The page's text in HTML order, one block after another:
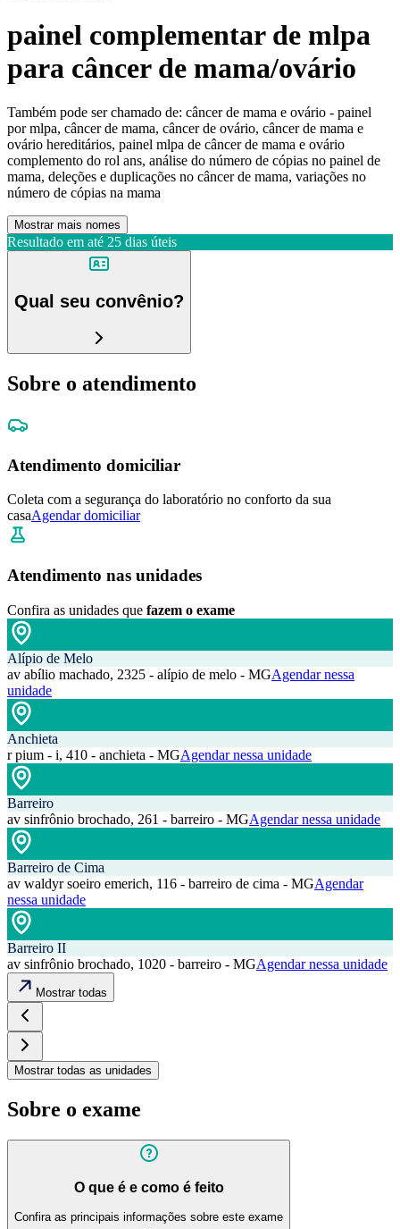
painel complementar de mlpa
para câncer de mama/ovário
Também pode ser chamado de: câncer de mama e ovário - painel
por mlpa, câncer de mama, câncer de ovário, câncer de mama e
ovário hereditários, painel mlpa de câncer de mama e ovário
complemento do rol ans, análise do número de cópias no painel de
mama, deleções e duplicações no câncer de mama, variações no
número de cópias na mama
Mostrar mais nomes
Resultado em até 25 dias úteis
Qual seu convênio?
Sobre o atendimento
Atendimento domiciliar
Coleta com a segurança do laboratório no conforto da sua
casaAgendar domiciliar
Atendimento nas unidades
Confira as unidades que fazem o exame
Alípio de Melo
av abílio machado, 2325 - alípio de melo - MGAgendar nessa
unidade
Anchieta
r pium - i, 410 - anchieta - MGAgendar nessa unidade
Barreiro
av sinfrônio brochado, 261 - barreiro - MGAgendar nessa unidade
Barreiro de Cima
av waldyr soeiro emerich, 116 - barreiro de cima - MGAgendar
nessa unidade
Barreiro II
av sinfrônio brochado, 1020 - barreiro - MGAgendar nessa unidade
Mostrar todas
Mostrar todas as unidades
Sobre o exame
O que é e como é feito
Confira as principais informações sobre este exame